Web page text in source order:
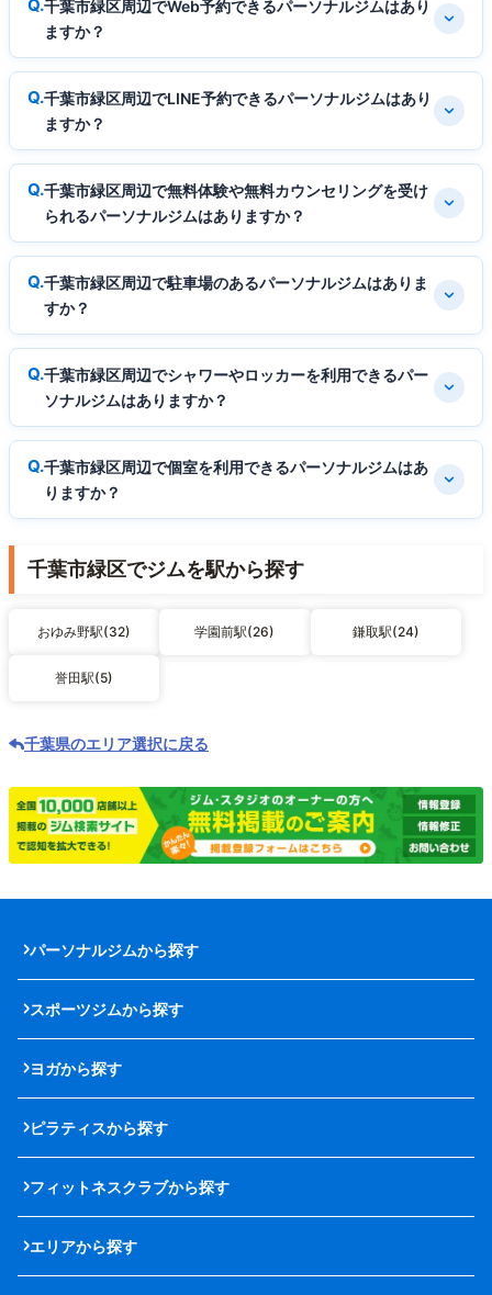
千葉市緑区周辺でWeb予約できるパーソナルジムはあり
ますか？
千葉市緑区周辺でLINE予約できるパーソナルジムはあり
ますか？
千葉市緑区周辺で無料体験や無料カウンセリングを受け
られるパーソナルジムはありますか？
千葉市緑区周辺で駐車場のあるパーソナルジムはありま
すか？
千葉市緑区周辺でシャワーやロッカーを利用できるパー
ソナルジムはありますか？
千葉市緑区周辺で個室を利用できるパーソナルジムはあ
りますか？
千葉市緑区でジムを駅から探す
おゆみ野駅(32) 学園前駅(26) 鎌取駅(24)
誉田駅(5)
千葉県のエリア選択に戻る
パーソナルジムから探す
スポーツジムから探す
ヨガから探す
ピラティスから探す
フィットネスクラブから探す
エリアから探す